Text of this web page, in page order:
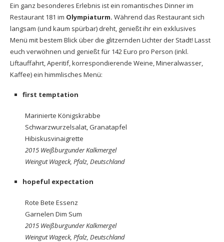
Ein ganz besonderes Erlebnis ist ein romantisches Dinner im
Restaurant 181 im Olympiaturm. Während das Restaurant sich
langsam (und kaum spürbar) dreht, genießt ihr ein exklusives
Menü mit bestem Blick über die glitzernden Lichter der Stadt! Lasst
euch verwöhnen und genießt für 142 Euro pro Person (inkl.
Liftauffahrt, Aperitif, korrespondierende Weine, Mineralwasser,
Kaffee) ein himmlisches Menü:
first temptation
Marinierte Königskrabbe
Schwarzwurzelsalat, Granatapfel
Hibiskusvinaigrette
2015 Weißburgunder Kalkmergel
Weingut Wageck, Pfalz, Deutschland
hopeful expectation
Rote Bete Essenz
Garnelen Dim Sum
2015 Weißburgunder Kalkmergel
Weingut Wageck, Pfalz, Deutschland